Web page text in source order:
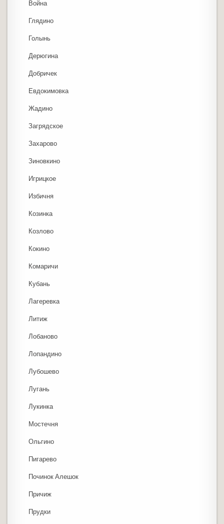
Война
Глядино
Голынь
Дерюгина
Добричек
Евдокимовка
Жадино
Загрядское
Захарово
Зиновкино
Игрицкое
Избичня
Козинка
Козлово
Кокино
Комаричи
Кубань
Лагеревка
Литиж
Лобаново
Лопандино
Лубошево
Лугань
Лукинка
Мостечня
Ольгино
Пигарево
Починок Алешок
Причиж
Прудки